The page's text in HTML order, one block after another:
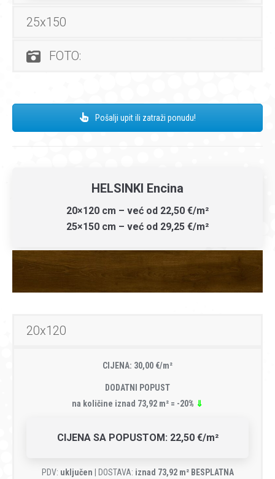
25x150
FOTO:
Pošalji upit ili zatraži ponudu!
HELSINKI Encina
20×120 cm – već od 22,50 €/m²
25×150 cm – već od 29,25 €/m²
20x120
CIJENA: 30,00 €/m²
DODATNI POPUST
na količine iznad 73,92 m² = -20% ⇓
CIJENA SA POPUSTOM: 22,50 €/m²
PDV: uključen | DOSTAVA: iznad 73,92 m² BESPLATNA